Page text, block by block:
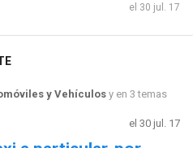
el 30 jul. 17
y Vehículosy en 3 temas
el 30 jul. 17